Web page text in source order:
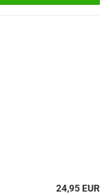
24,95 EUR